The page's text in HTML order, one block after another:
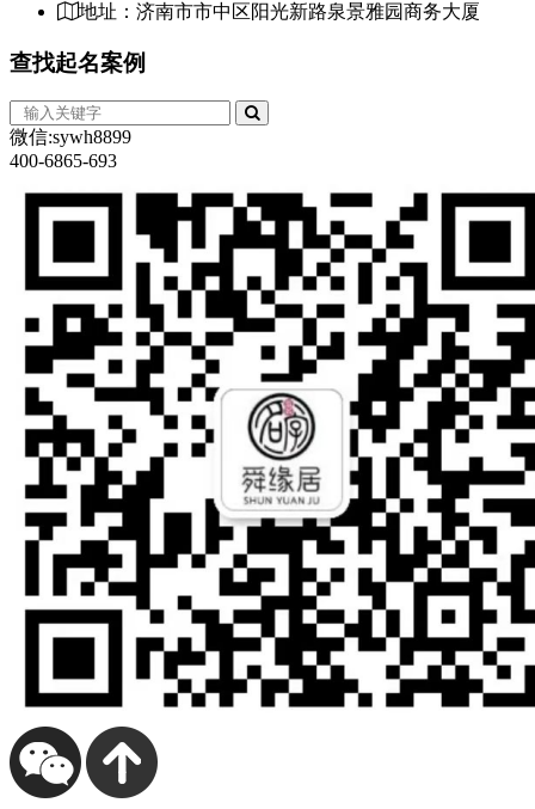
地址：济南市市中区阳光新路泉景雅园商务大厦
查找起名案例
微信:sywh8899
400-6865-693